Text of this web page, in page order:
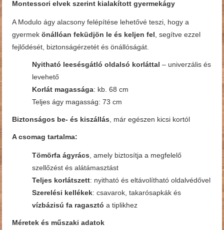
Montessori elvek szerint kialakított gyermekágy
A Modulo ágy alacsony felépítése lehetővé teszi, hogy a
gyermekönállóan feküdjön le és keljen fel , segítve ezzel
fejlődését, biztonságérzetét és önállóságát.
Nyitható leesésgátló oldalsó korláttal – univerzális és
levehető
Korlát magassága: kb. 68 cm
Teljes ágy magasság: 73 cm
Biztonságos be- és kiszállás , már egészen kicsi kortól
A csomag tartalma:
Tömörfa ágyrács , amely biztosítja a megfelelő
szellőzést és alátámasztást
Teljes korlátszett: nyitható és eltávolítható oldalvédővel
Szerelési kellékek: csavarok, takarósapkák és
vízbázisú fa ragasztó a tiplikhez
Méretek és műszaki adatok